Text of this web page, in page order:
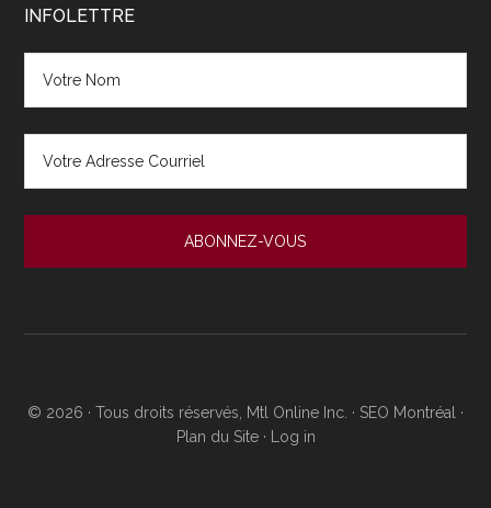
INFOLETTRE
© 2026 · Tous droits réservés, Mtl Online Inc. · SEO Montréal
·
Plan du Site · Log in